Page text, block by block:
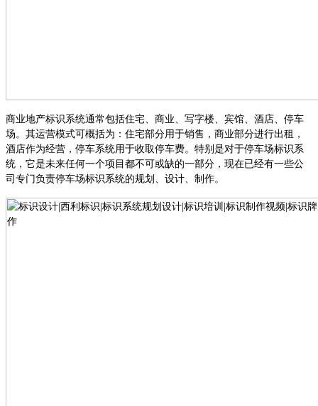
商业地产标识系统通常包括住宅、商业、写字楼、宾馆、酒店、停车
场。其运营模式可概括为：住宅部分用于销售，商业部分进行出租，
酒店作为经营，停车系统用于收取停车费。特别是对于停车场标识系
统，它是未来任何一个项目都不可或缺的一部分，现在已经有一些公
司专门负责停车场标识系统的规划、设计、制作。